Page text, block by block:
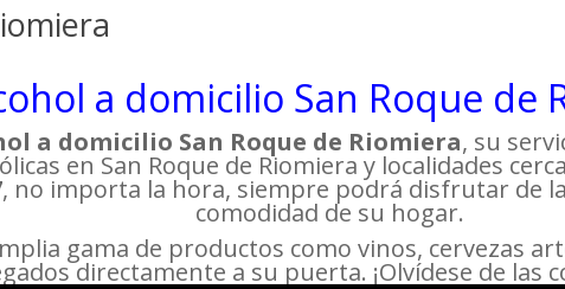
a domicilio San Roque de
a domicilio San Roque de Riomiera, su
en San Roque de Riomiera y localidades
, no importa la hora, siempre podrá disfrutar de
comodidad de su hogar.
gama de productos como vinos, cervezas
directamente a su puerta. ¡Olvídese de las